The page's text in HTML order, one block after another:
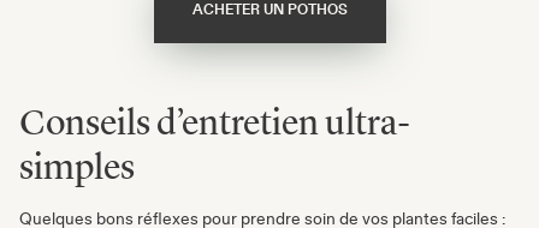
ACHETER UN POTHOS
Conseils d’entretien ultra-
simples
Quelques bons réflexes pour prendre soin de vos plantes faciles :